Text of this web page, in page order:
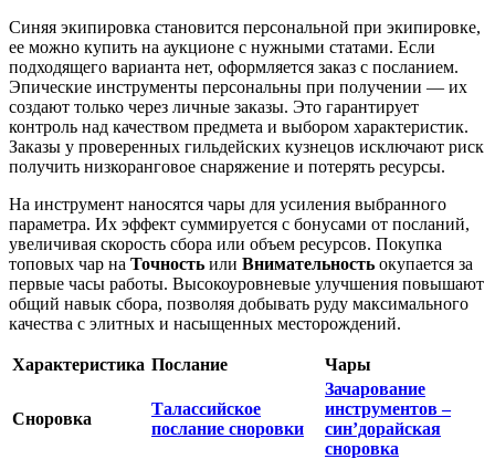
Синяя экипировка становится персональной при экипировке,
ее можно купить на аукционе с нужными статами. Если
подходящего варианта нет, оформляется заказ с посланием.
Эпические инструменты персональны при получении — их
создают только через личные заказы. Это гарантирует
контроль над качеством предмета и выбором характеристик.
Заказы у проверенных гильдейских кузнецов исключают риск
получить низкоранговое снаряжение и потерять ресурсы.
На инструмент наносятся чары для усиления выбранного
параметра. Их эффект суммируется с бонусами от посланий,
увеличивая скорость сбора или объем ресурсов. Покупка
топовых чар на Точность или Внимательность окупается за
первые часы работы. Высокоуровневые улучшения повышают
общий навык сбора, позволяя добывать руду максимального
качества с элитных и насыщенных месторождений.
Характеристика Послание Чары
Сноровка
Талассийское
послание сноровки
Зачарование
инструментов –
син’дорайская
сноровка